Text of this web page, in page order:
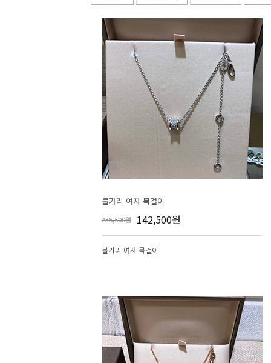
불가리 여자 목걸이
235,500원 142,500원
불가리 여자 목걸이